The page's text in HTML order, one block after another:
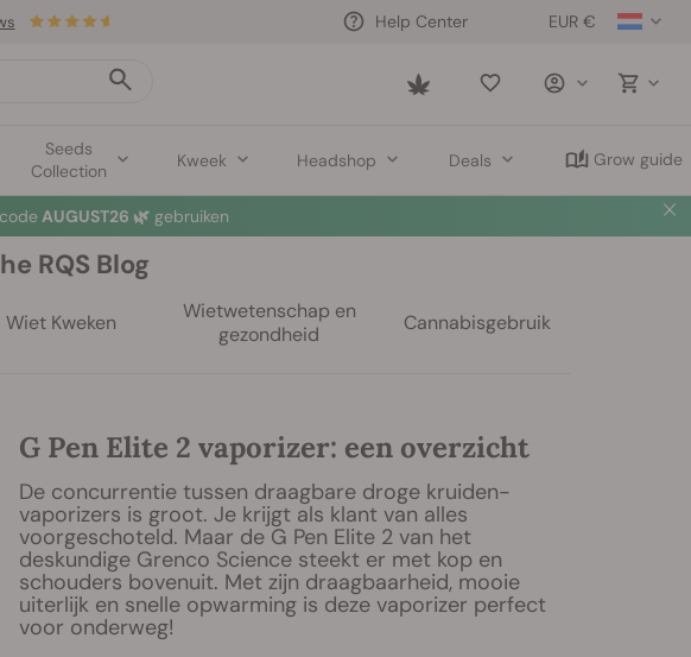
EUR €
Help Center
Saved
Seeds
Collection
Kweek Headshop Deals Grow guide
producten! ⏤Koop nu 🛍️
RQS Blog
Wiet Kweken
Wietwetenschap en
gezondheid
Cannabisgebruik
G Pen Elite 2 vaporizer: een overzicht
De concurrentie tussen draagbare droge kruiden-
vaporizers is groot. Je krijgt als klant van alles
voorgeschoteld. Maar de G Pen Elite 2 van het
deskundige Grenco Science steekt er met kop en
schouders bovenuit. Met zijn draagbaarheid, mooie
uiterlijk en snelle opwarming is deze vaporizer perfect
voor onderweg!